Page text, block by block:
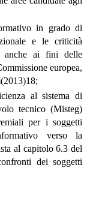
in grado di
e le criticità
anche ai fini delle
europea,
al sistema di
tecnico (Misteg)
per i soggetti
verso la
al capitolo 6.3 del
dei soggetti